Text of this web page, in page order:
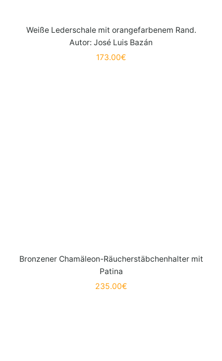
Weiße Lederschale mit orangefarbenem Rand.
Autor: José Luis Bazán
173.00€
Bronzener Chamäleon-Räucherstäbchenhalter mit
Patina
235.00€